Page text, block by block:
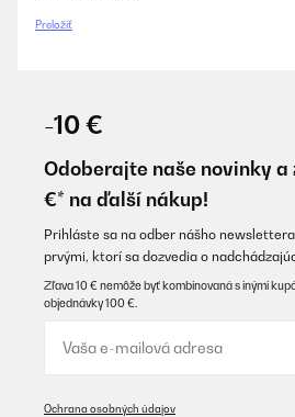
Preložiť
-10 €
Odoberajte naše novinky a
€* na ďalší nákup!
Prihláste sa na odber nášho
prvými, ktorí sa dozvedia o
Zľava 10 € nemôže byť kombinovaná s inými
objednávky 100 €.
Ochrana osobných údajov